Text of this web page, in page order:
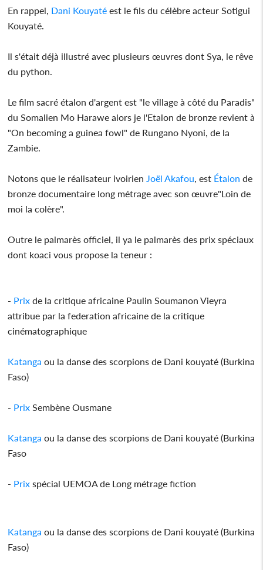
En rappel, Dani Kouyaté est le fils du célèbre acteur Sotigui
Kouyaté.
Il s'était déjà illustré avec plusieurs œuvres dont Sya, le rêve
du python.
Le film sacré étalon d'argent est "le village à côté du Paradis"
du Somalien Mo Harawe alors je l'Etalon de bronze revient à
"On becoming a guinea fowl" de Rungano Nyoni, de la
Zambie.
Notons que le réalisateur ivoirien Joël Akafou , est Étalon de
bronze documentaire long métrage avec son œuvre"Loin de
moi la colère".
Outre le palmarès officiel, il ya le palmarès des prix spéciaux
dont koaci vous propose la teneur :
- Prix de la critique africaine Paulin Soumanon Vieyra
attribue par la federation africaine de la critique
cinématographique
Katanga ou la danse des scorpions de Dani kouyaté (Burkina
Faso)
- Prix Sembène Ousmane
Katanga ou la danse des scorpions de Dani kouyaté (Burkina
Faso
- Prix spécial UEMOA de Long métrage fiction
Katanga ou la danse des scorpions de Dani kouyaté (Burkina
Faso)